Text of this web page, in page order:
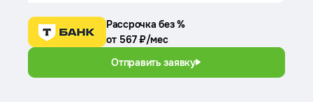
Рассрочка без %
от 567 ₽/мес
Отправить заявку